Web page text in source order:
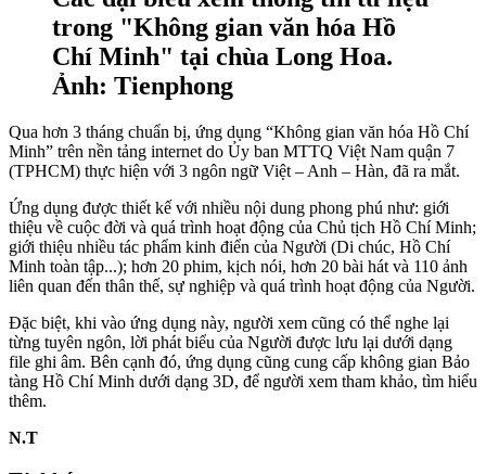
trong "Không gian văn hóa Hồ
Chí Minh" tại chùa Long Hoa.
Ảnh: Tienphong
Qua hơn 3 tháng chuẩn bị, ứng dụng “Không gian văn hóa Hồ Chí
Minh” trên nền tảng internet do Ủy ban MTTQ Việt Nam quận 7
(TPHCM) thực hiện với 3 ngôn ngữ Việt – Anh – Hàn, đã ra mắt.
Ứng dụng được thiết kế với nhiều nội dung phong phú như: giới
thiệu về cuộc đời và quá trình hoạt động của Chủ tịch Hồ Chí Minh;
giới thiệu nhiều tác phẩm kinh điển của Người (Di chúc, Hồ Chí
Minh toàn tập...); hơn 20 phim, kịch nói, hơn 20 bài hát và 110 ảnh
liên quan đến thân thế, sự nghiệp và quá trình hoạt động của Người.
Đặc biệt, khi vào ứng dụng này, người xem cũng có thể nghe lại
từng tuyên ngôn, lời phát biểu của Người được lưu lại dưới dạng
file ghi âm. Bên cạnh đó, ứng dụng cũng cung cấp không gian Bảo
tàng Hồ Chí Minh dưới dạng 3D, để người xem tham khảo, tìm hiểu
thêm.
N.T